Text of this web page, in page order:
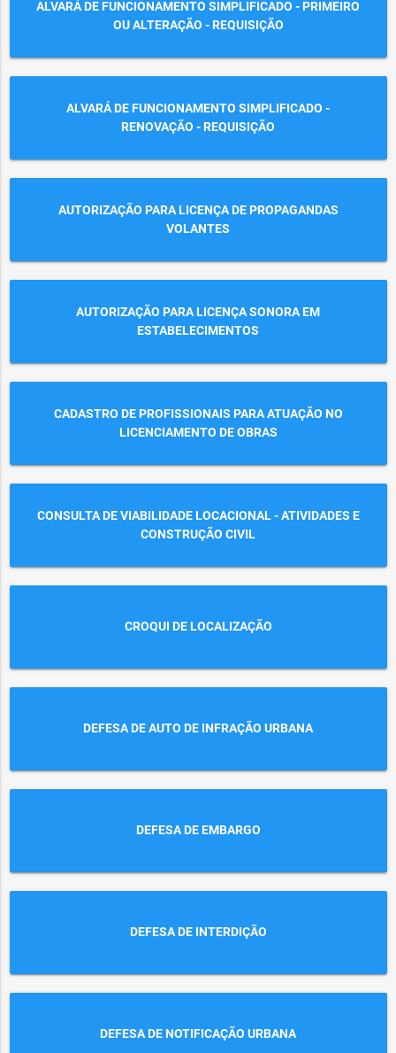
ALVARÁ DE FUNCIONAMENTO SIMPLIFICADO - PRIMEIRO
OU ALTERAÇÃO - REQUISIÇÃO
ALVARÁ DE FUNCIONAMENTO SIMPLIFICADO -
RENOVAÇÃO - REQUISIÇÃO
AUTORIZAÇÃO PARA LICENÇA DE PROPAGANDAS
VOLANTES
AUTORIZAÇÃO PARA LICENÇA SONORA EM
ESTABELECIMENTOS
CADASTRO DE PROFISSIONAIS PARA ATUAÇÃO NO
LICENCIAMENTO DE OBRAS
CONSULTA DE VIABILIDADE LOCACIONAL - ATIVIDADES E
CONSTRUÇÃO CIVIL
CROQUI DE LOCALIZAÇÃO
DEFESA DE AUTO DE INFRAÇÃO URBANA
DEFESA DE EMBARGO
DEFESA DE INTERDIÇÃO
DEFESA DE NOTIFICAÇÃO URBANA